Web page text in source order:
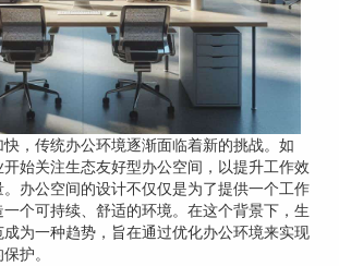
，传统办公环境逐渐面临着新的挑战。如
始关注生态友好型办公空间，以提升工作效
办公空间的设计不仅仅是为了提供一个工作
个可持续、舒适的环境。在这个背景下，生
为一种趋势，旨在通过优化办公环境来实现
护。